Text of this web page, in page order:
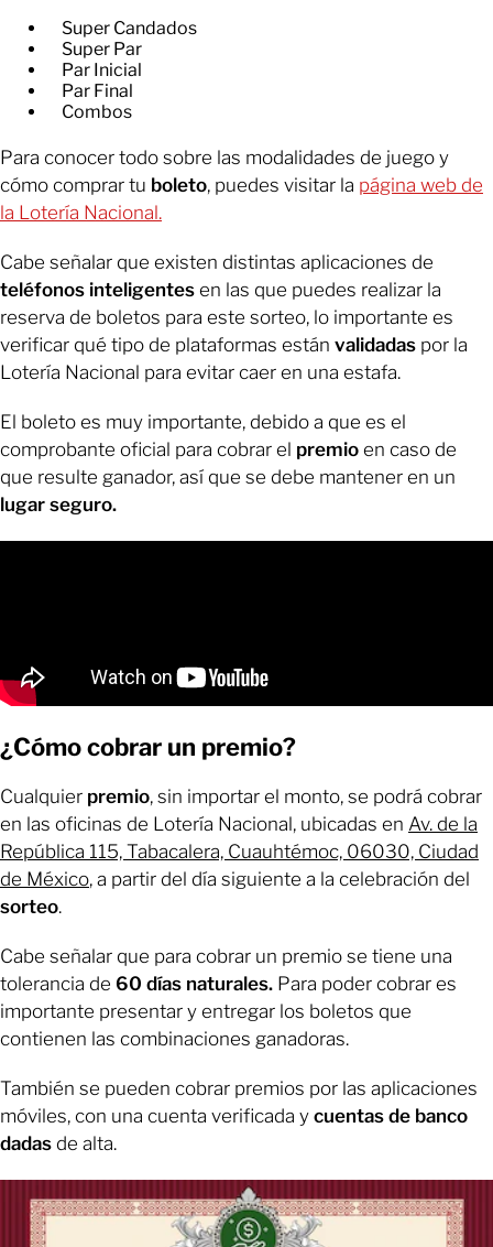
Super Candados
Super Par
Par Inicial
Par Final
Combos
Para conocer todo sobre las modalidades de juego y
cómo comprar tu boleto, puedes visitar la página web de
la Lotería Nacional.
Cabe señalar que existen distintas aplicaciones de
teléfonos inteligentes en las que puedes realizar la
reserva de boletos para este sorteo, lo importante es
verificar qué tipo de plataformas están validadas por la
Lotería Nacional para evitar caer en una estafa.
El boleto es muy importante, debido a que es el
comprobante oficial para cobrar el premio en caso de
que resulte ganador, así que se debe mantener en un
lugar seguro.
¿Cómo cobrar un premio?
Cualquier premio, sin importar el monto, se podrá cobrar
en las oficinas de Lotería Nacional, ubicadas en Av. de la
República 115, Tabacalera, Cuauhtémoc, 06030, Ciudad
de México, a partir del día siguiente a la celebración del
sorteo.
Cabe señalar que para cobrar un premio se tiene una
tolerancia de 60 días naturales. Para poder cobrar es
importante presentar y entregar los boletos que
contienen las combinaciones ganadoras.
También se pueden cobrar premios por las aplicaciones
móviles, con una cuenta verificada y cuentas de banco
dadas de alta.